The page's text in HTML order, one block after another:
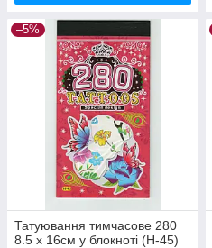
–5%
Татуювання тимчасове 280
8.5 х 16см у блокноті (H-45)